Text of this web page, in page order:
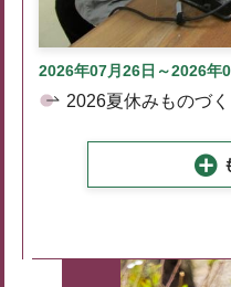
2026年07月26日～2026年
2026夏休みものづ